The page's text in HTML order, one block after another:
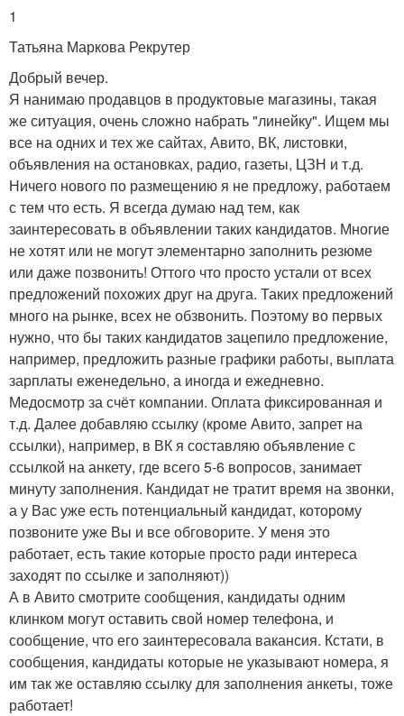
1
Татьяна Маркова Рекрутер
Добрый вечер.
Я нанимаю продавцов в продуктовые магазины, такая
же ситуация, очень сложно набрать "линейку". Ищем мы
все на одних и тех же сайтах, Авито, ВК, листовки,
объявления на остановках, радио, газеты, ЦЗН и т.д.
Ничего нового по размещению я не предложу, работаем
с тем что есть. Я всегда думаю над тем, как
заинтересовать в объявлении таких кандидатов. Многие
не хотят или не могут элементарно заполнить резюме
или даже позвонить! Оттого что просто устали от всех
предложений похожих друг на друга. Таких предложений
много на рынке, всех не обзвонить. Поэтому во первых
нужно, что бы таких кандидатов зацепило предложение,
например, предложить разные графики работы, выплата
зарплаты еженедельно, а иногда и ежедневно.
Медосмотр за счёт компании. Оплата фиксированная и
т.д. Далее добавляю ссылку (кроме Авито, запрет на
ссылки), например, в ВК я составляю объявление с
ссылкой на анкету, где всего 5-6 вопросов, занимает
минуту заполнения. Кандидат не тратит время на звонки,
а у Вас уже есть потенциальный кандидат, которому
позвоните уже Вы и все обговорите. У меня это
работает, есть такие которые просто ради интереса
заходят по ссылке и заполняют))
А в Авито смотрите сообщения, кандидаты одним
клинком могут оставить свой номер телефона, и
сообщение, что его заинтересовала вакансия. Кстати, в
сообщения, кандидаты которые не указывают номера, я
им так же оставляю ссылку для заполнения анкеты, тоже
работает!